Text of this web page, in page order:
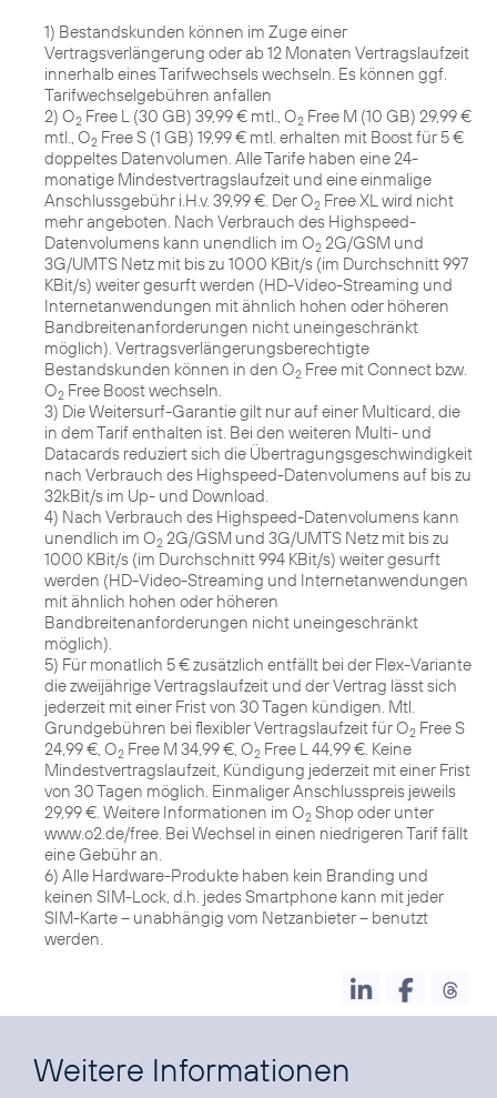
1) Bestandskunden können im Zuge einer
Vertragsverlängerung oder ab 12 Monaten Vertragslaufzeit
innerhalb eines Tarifwechsels wechseln. Es können ggf.
Tarifwechselgebühren anfallen
2) O2 Free L (30 GB) 39,99 € mtl., O2 Free M (10 GB) 29,99 €
mtl., O2 Free S (1 GB) 19,99 € mtl. erhalten mit Boost für 5 €
doppeltes Datenvolumen. Alle Tarife haben eine 24-
monatige Mindestvertragslaufzeit und eine einmalige
Anschlussgebühr i.H.v. 39,99 €. Der O2 Free XL wird nicht
mehr angeboten. Nach Verbrauch des Highspeed-
Datenvolumens kann unendlich im O2 2G/GSM und
3G/UMTS Netz mit bis zu 1000 KBit/s (im Durchschnitt 997
KBit/s) weiter gesurft werden (HD-Video-Streaming und
Internetanwendungen mit ähnlich hohen oder höheren
Bandbreitenanforderungen nicht uneingeschränkt
möglich). Vertragsverlängerungsberechtigte
Bestandskunden können in den O2 Free mit Connect bzw.
O2 Free Boost wechseln.
3) Die Weitersurf-Garantie gilt nur auf einer Multicard, die
in dem Tarif enthalten ist. Bei den weiteren Multi- und
Datacards reduziert sich die Übertragungsgeschwindigkeit
nach Verbrauch des Highspeed-Datenvolumens auf bis zu
32kBit/s im Up- und Download.
4) Nach Verbrauch des Highspeed-Datenvolumens kann
unendlich im O2 2G/GSM und 3G/UMTS Netz mit bis zu
1000 KBit/s (im Durchschnitt 994 KBit/s) weiter gesurft
werden (HD-Video-Streaming und Internetanwendungen
mit ähnlich hohen oder höheren
Bandbreitenanforderungen nicht uneingeschränkt
möglich).
5) Für monatlich 5 € zusätzlich entfällt bei der Flex-Variante
die zweijährige Vertragslaufzeit und der Vertrag lässt sich
jederzeit mit einer Frist von 30 Tagen kündigen. Mtl.
Grundgebühren bei flexibler Vertragslaufzeit für O2 Free S
24,99 €, O2 Free M 34,99 €, O2 Free L 44,99 €. Keine
Mindestvertragslaufzeit, Kündigung jederzeit mit einer Frist
von 30 Tagen möglich. Einmaliger Anschlusspreis jeweils
29,99 €. Weitere Informationen im O2 Shop oder unter
www.o2.de/free. Bei Wechsel in einen niedrigeren Tarif fällt
eine Gebühr an.
6) Alle Hardware-Produkte haben kein Branding und
keinen SIM-Lock, d.h. jedes Smartphone kann mit jeder
SIM-Karte – unabhängig vom Netzanbieter – benutzt
werden.
Weitere Informationen